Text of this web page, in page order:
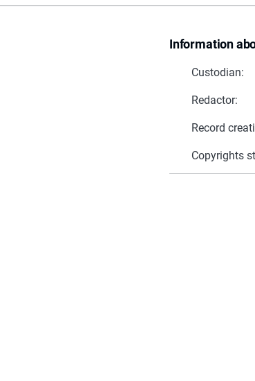
Information
Custodian:
Redactor:
Record
Copyrights